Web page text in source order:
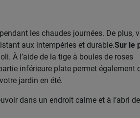
les chaudes journées. De plus,
aux intempéries et durable.Sur le
À l’aide de la tige à boules de roses
inférieure plate permet également
jardin en été.
dans un endroit calme et à l’abri